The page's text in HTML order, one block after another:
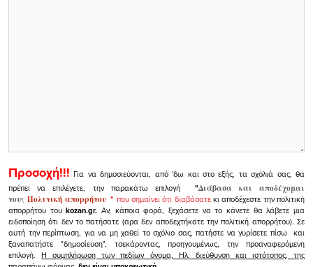
Προσοχή!!! Για να δημοσιεύονται, από 'δω και στο εξής, τα σχόλιά σας, θα
πρέπει να επιλέγετε, την παρακάτω επιλογή
"Διάβασα και αποδέχομαι
τουςΠολιτική απορρήτου" που σημαίνει ότι διαβάσατεκι αποδέχεστε την πολιτική
απορρήτου τουkozan.gr. Αν, κάποια φορά, ξεχάσετε να το κάνετε θα λάβετε μια
ειδοποίηση ότι δεν το πατήσατε (αρα δεν αποδεχτήκατε την πολιτική απορρήτου). Σε
αυτή την περίπτωση, για να μη χαθεί το σχόλιο σας, πατήστε να γυρίσετε πίσω και
ξαναπατήστε "δημοσίευση", τσεκάροντας, προηγουμένως, την προαναφερόμενη
επιλογή.Η συμπλήρωση των πεδίων όνομα, Ηλ. διεύθυνση και ιστότοπος, της